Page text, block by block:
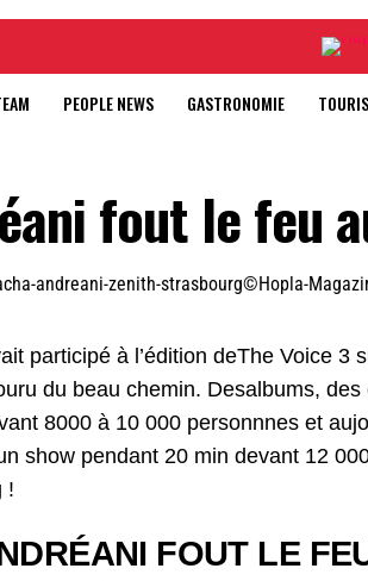
PEOPLE NEWS GASTRONOMIE
fout le feu
participé à l’édition deThe Voice 3
du beau chemin. Desalbums,
8000 à 10 000 personnnes et
show pendant 20 min devant 12
!
FOUT LE